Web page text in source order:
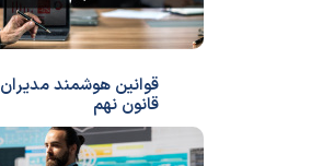
قوانین هوشمند مدیران
قانون نهم